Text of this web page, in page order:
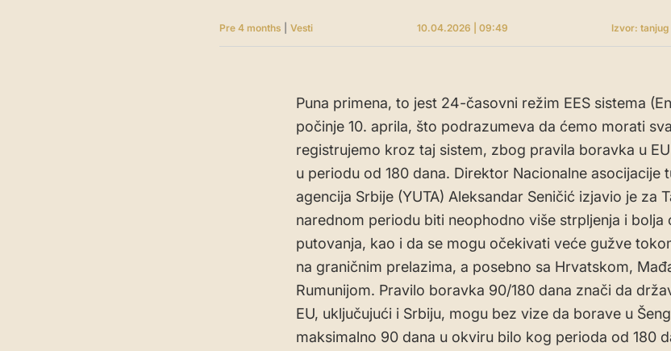
Pre 4 months Vesti 10.04.2026 | 09:49 Izvor: tanjug
Puna primena, to jest 24-časovni režim EES sistema
počinje 10. aprila, što podrazumeva da ćemo morati
registrujemo kroz taj sistem, zbog pravila boravka u
u periodu od 180 dana. Direktor Nacionalne asocijacije
agencija Srbije (YUTA) Aleksandar Seničić izjavio je za
narednom periodu biti neophodno više strpljenja i bolja
putovanja, kao i da se mogu očekivati veće gužve
na graničnim prelazima, a posebno sa Hrvatskom,
Rumunijom. Pravilo boravka 90/180 dana znači da
EU, uključujući i Srbiju, mogu bez vize da borave u
maksimalno 90 dana u okviru bilo kog perioda od 180